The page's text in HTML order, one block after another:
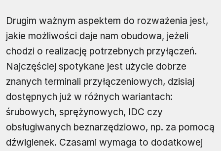
Drugim ważnym aspektem do rozważenia jest,
jakie możliwości daje nam obudowa, jeżeli
chodzi o realizację potrzebnych przyłączeń.
Najczęściej spotykane jest użycie dobrze
znanych terminali przyłączeniowych, dzisiaj
dostępnych już w różnych wariantach:
śrubowych, sprężynowych, IDC czy
obsługiwanych beznarzędziowo, np. za pomocą
dźwigienek. Czasami wymaga to dodatkowej